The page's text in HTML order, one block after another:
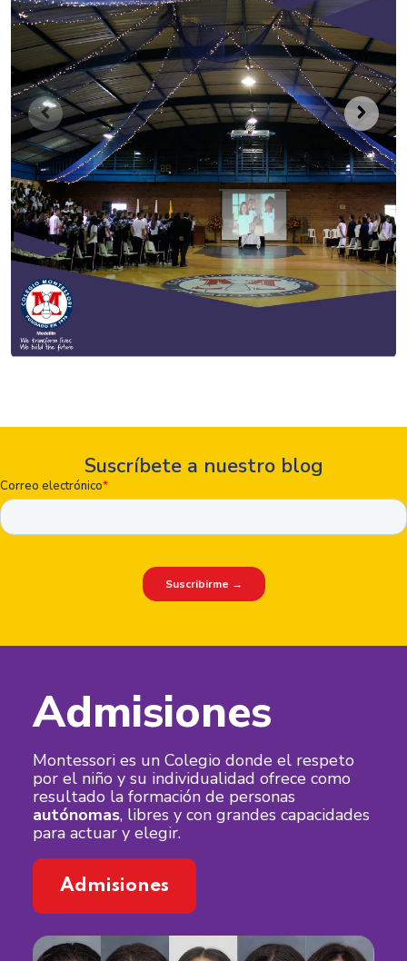
Suscríbete a nuestro blog
Admisiones
Montessori es un Colegio donde el respeto
por el niño y su individualidad ofrece como
resultado la formación de personas
autónomas, libres y con grandes capacidades
para actuar y elegir.
Admisiones